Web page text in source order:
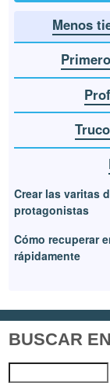
Menos
Crear las varitas
protagonistas
Cómo recuperar
rápidamente
BUSCAR